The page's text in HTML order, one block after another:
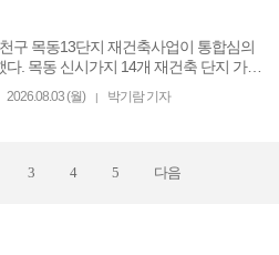
구 목동13단지 재건축사업이 통합심의
. 목동 신시가지 14개 재건축 단지 가운
일 개최한 제15차 정비사업 ...
2026.08.03 (월) | 박기람 기자
3 4 5 다음